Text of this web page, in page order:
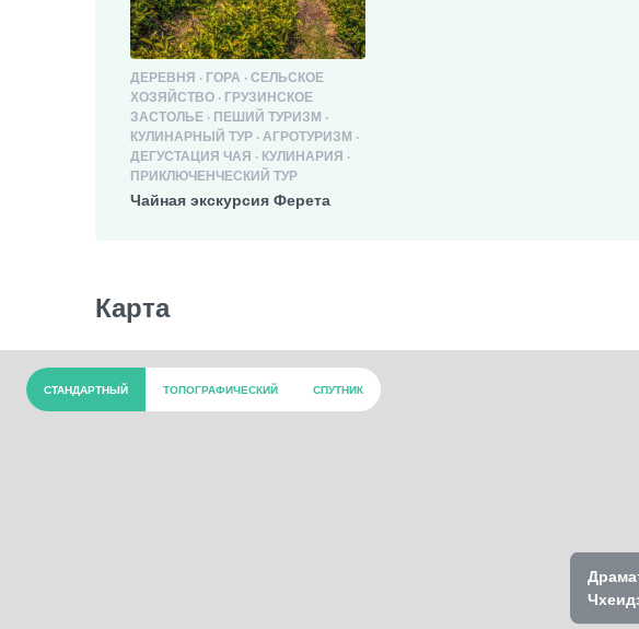
ДЕРЕВНЯ · ГОРА · СЕЛЬСКОЕ
ХОЗЯЙСТВО · ГРУЗИНСКОЕ
ЗАСТОЛЬЕ · ПЕШИЙ ТУРИЗМ ·
КУЛИНАРНЫЙ ТУР · АГРОТУРИЗМ ·
ДЕГУСТАЦИЯ ЧАЯ · КУЛИНАРИЯ ·
ПРИКЛЮЧЕНЧЕСКИЙ ТУР
Чайная экскурсия Ферета
Карта
СТАНДАРТНЫЙ ТОПОГРАФИЧЕСКИЙ СПУТНИК